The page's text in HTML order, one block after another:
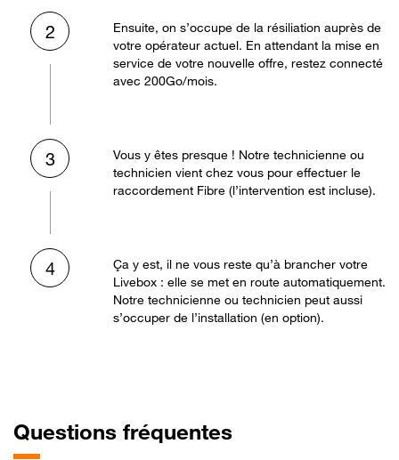
2
Ensuite, on s’occupe de la résiliation auprès de
votre opérateur actuel. En attendant la mise en
service de votre nouvelle offre, restez connecté
avec 200Go/mois.
3
Vous y êtes presque ! Notre technicienne ou
technicien vient chez vous pour effectuer le
raccordement Fibre (l’intervention est incluse).
4
Ça y est, il ne vous reste qu’à brancher votre
Livebox : elle se met en route automatiquement.
Notre technicienne ou technicien peut aussi
s’occuper de l’installation (en option).
Questions fréquentes